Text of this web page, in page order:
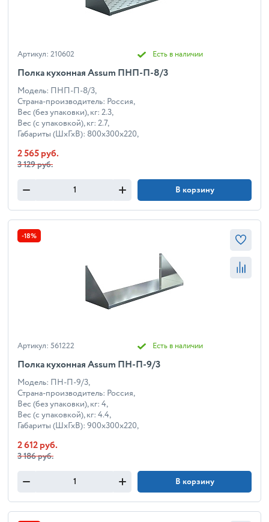
Артикул: 210602 Есть в наличии
Полка кухонная Assum ПНП-П-8/3
Модель: ПНП-П-8/3,
Страна-производитель: Россия,
Вес (без упаковки), кг: 2.3,
Вес (с упаковкой), кг: 2.7,
Габариты (ШхГхВ): 800x300x220,
2 565 руб.
3 129 руб.
В корзину
-18%
Артикул: 561222 Есть в наличии
Полка кухонная Assum ПН-П-9/3
Модель: ПН-П-9/3,
Страна-производитель: Россия,
Вес (без упаковки), кг: 4,
Вес (с упаковкой), кг: 4.4,
Габариты (ШхГхВ): 900x300x220,
2 612 руб.
3 186 руб.
В корзину